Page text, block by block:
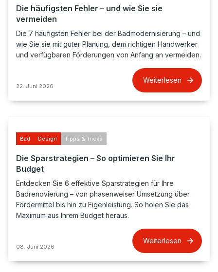
Die häufigsten Fehler – und wie Sie sie
vermeiden
Die 7 häufigsten Fehler bei der Badmodernisierung – und
wie Sie sie mit guter Planung, dem richtigen Handwerker
und verfügbaren Förderungen von Anfang an vermeiden.
22. Juni 2026
Weiterlesen
Bad Design Tipps & Tricks
Die Sparstrategien – So optimieren Sie Ihr
Budget
Entdecken Sie 6 effektive Sparstrategien für Ihre
Badrenovierung – von phasenweiser Umsetzung über
Fördermittel bis hin zu Eigenleistung. So holen Sie das
Maximum aus Ihrem Budget heraus.
08. Juni 2026
Weiterlesen